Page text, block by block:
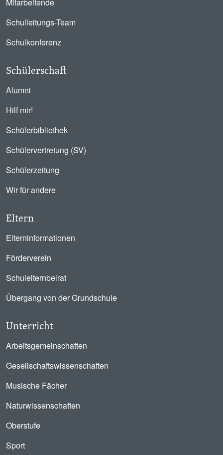
Mitarbeitende
Schulleitungs-Team
Schulkonferenz
Schülerschaft
Alumni
Hilf mir!
Schülerbibliothek
Schülervertretung (SV)
Schülerzeitung
Wir für andere
Eltern
Elterninformationen
Förderverein
Schulelternbeirat
Übergang von der Grundschule
Unterricht
Arbeitsgemeinschaften
Gesellschaftswissenschaften
Musische Fächer
Naturwissenschaften
Oberstufe
Sport